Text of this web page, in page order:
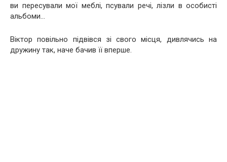
ви пересували мої меблі, псували речі, лізли в особисті
альбоми…
Віктор повільно підвівся зі свого місця, дивлячись на
дружину так, наче бачив її вперше.